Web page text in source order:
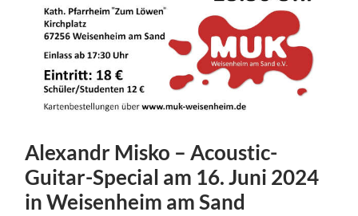
Alexandr Misko – Acoustic-
Guitar-Special am 16. Juni 2024
in Weisenheim am Sand